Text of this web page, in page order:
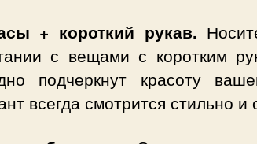
+ короткий рукав.
с вещами с коротким
подчеркнут красоту
всегда смотрится стильно и